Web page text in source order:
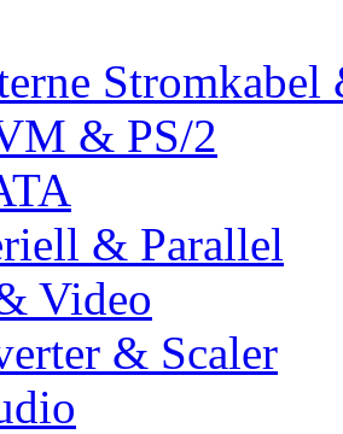
Stromkabel
& PS/2
& Parallel
Video
& Scaler